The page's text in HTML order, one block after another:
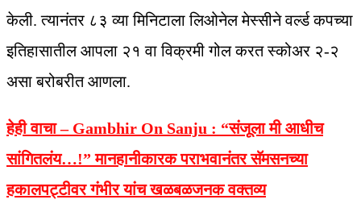
केली. त्यानंतर ८३ व्या मिनिटाला लिओनेल मेस्सीने वर्ल्ड कपच्या
इतिहासातील आपला २१ वा विक्रमी गोल करत स्कोअर २-२
असा बरोबरीत आणला.
हेही वाचा – Gambhir On Sanju : “संजूला मी आधीच
सांगितलंय…!” मानहानीकारक पराभवानंतर सॅमसनच्या
हकालपट्टीवर गंभीर यांच खळबळजनक वक्तव्य